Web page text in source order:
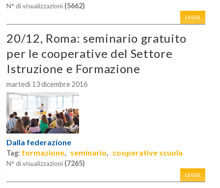
N° di visualizzazioni (5662)
LEGGI
20/12, Roma: seminario gratuito
per le cooperative del Settore
Istruzione e Formazione
martedì 13 dicembre 2016
Dalla federazione
Tag: formazione, seminario, cooperative scuola
N° di visualizzazioni (7265)
LEGGI